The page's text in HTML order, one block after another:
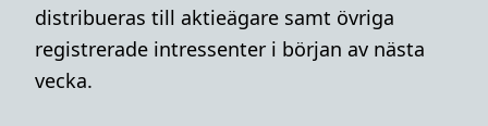
distribueras till aktieägare samt övriga
registrerade intressenter i början av nästa
vecka.